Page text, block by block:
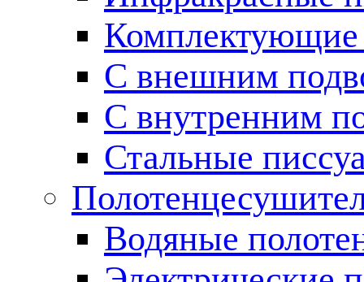
Комплектующие
С внешним
С внутренним
Стальные
Водяные